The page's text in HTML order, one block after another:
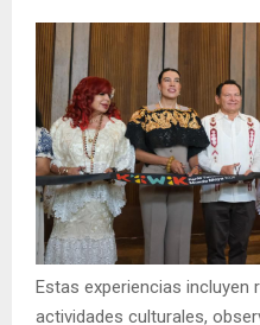
Estas experiencias
actividades culturales,